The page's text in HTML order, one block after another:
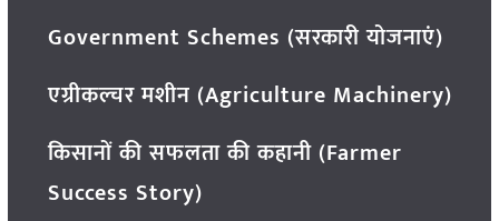
Government Schemes (सरकारी योजनाएं)
एग्रीकल्चर मशीन (Agriculture Machinery)
किसानों की सफलता की कहानी (Farmer
Success Story)